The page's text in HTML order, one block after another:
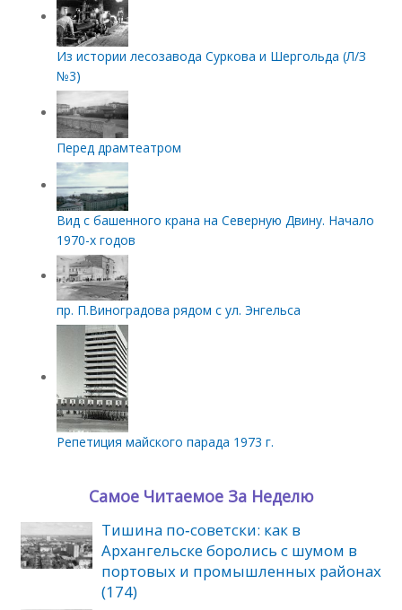
Из истории лесозавода Суркова и Шергольда (Л/З
№3)
Перед драмтеатром
Вид с башенного крана на Северную Двину. Начало
1970-х годов
пр. П.Виноградова рядом с ул. Энгельса
Репетиция майского парада 1973 г.
Самое Читаемое За Неделю
Тишина по‑советски: как в
Архангельске боролись с шумом в
портовых и промышленных районах
(174)